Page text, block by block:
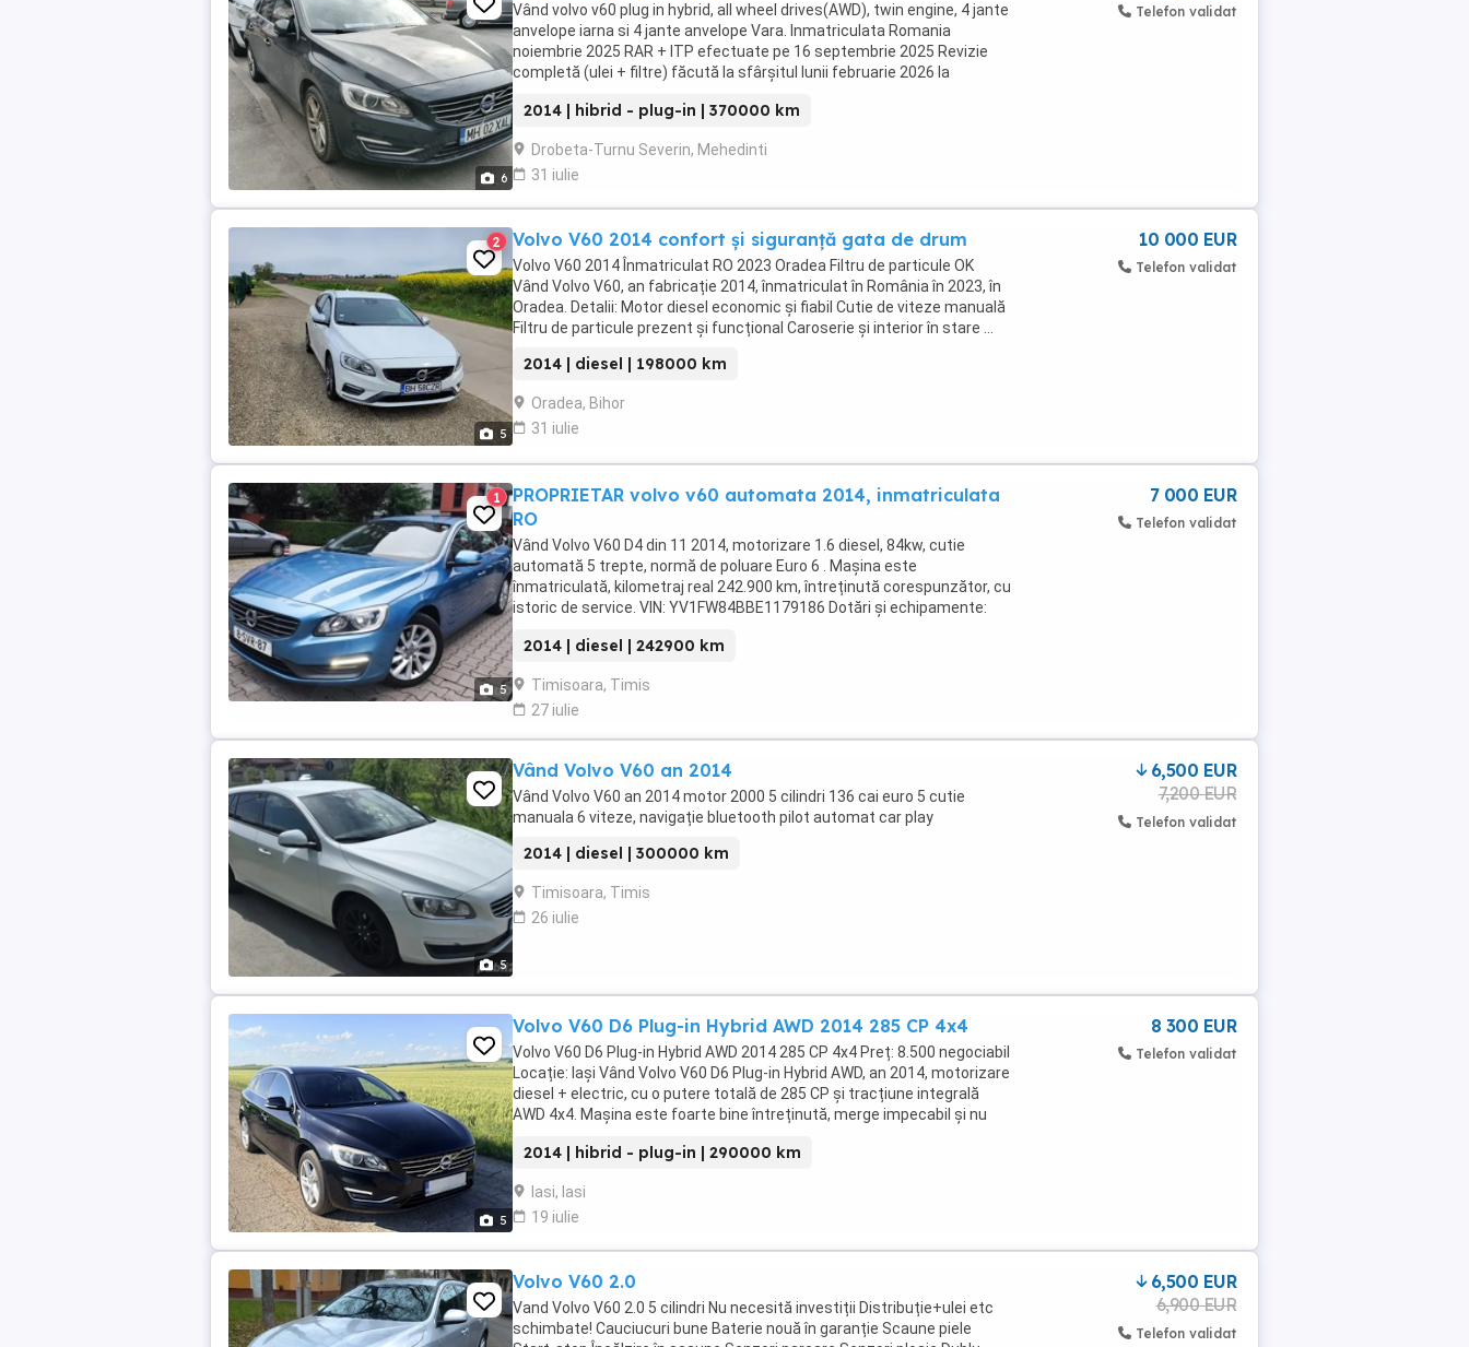
6
Vând volvo v60 plug in hybrid, all wheel drives(AWD), twin engine, 4 jante
anvelope iarna si 4 jante anvelope Vara. Inmatriculata Romania
noiembrie 2025 RAR + ITP efectuate pe 16 septembrie 2025 Revizie
completă (ulei + filtre) făcută la sfârșitul lunii februarie 2026 la
2014 | hibrid - plug-in | 370000 km
Drobeta-Turnu Severin, Mehedinti
31 iulie
Telefon validat
5
2 Volvo V60 2014 confort și siguranță gata de drum
Volvo V60 2014 Înmatriculat RO 2023 Oradea Filtru de particule OK
Vând Volvo V60, an fabricație 2014, înmatriculat în România în 2023, în
Oradea. Detalii: Motor diesel economic și fiabil Cutie de viteze manuală
Filtru de particule prezent și funcțional Caroserie și interior în stare ...
2014 | diesel | 198000 km
Oradea, Bihor
31 iulie
10 000 EUR
Telefon validat
5
1
PROPRIETAR volvo v60 automata 2014, inmatriculata
RO
Vând Volvo V60 D4 din 11 2014, motorizare 1.6 diesel, 84kw, cutie
automată 5 trepte, normă de poluare Euro 6 . Mașina este
înmatriculată, kilometraj real 242.900 km, întreținută corespunzător, cu
istoric de service. VIN: YV1FW84BBE1179186 Dotări și echipamente:
2014 | diesel | 242900 km
Timisoara, Timis
27 iulie
7 000 EUR
Telefon validat
5
Vând Volvo V60 an 2014
Vând Volvo V60 an 2014 motor 2000 5 cilindri 136 cai euro 5 cutie
manuala 6 viteze, navigație bluetooth pilot automat car play
2014 | diesel | 300000 km
Timisoara, Timis
26 iulie
6,500 EUR
7,200 EUR
Telefon validat
5
Volvo V60 D6 Plug-in Hybrid AWD 2014 285 CP 4x4
Volvo V60 D6 Plug-in Hybrid AWD 2014 285 CP 4x4 Preț: 8.500 negociabil
Locație: Iași Vând Volvo V60 D6 Plug-in Hybrid AWD, an 2014, motorizare
diesel + electric, cu o putere totală de 285 CP și tracțiune integrală
AWD 4x4. Mașina este foarte bine întreținută, merge impecabil și nu
2014 | hibrid - plug-in | 290000 km
Iasi, Iasi
19 iulie
8 300 EUR
Telefon validat
Volvo V60 2.0
Vand Volvo V60 2.0 5 cilindri Nu necesită investiții Distribuție+ulei etc
schimbate! Cauciucuri bune Baterie nouă în garanție Scaune piele
6,500 EUR
6,900 EUR
Telefon validat